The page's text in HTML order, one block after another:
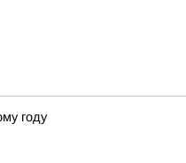
году